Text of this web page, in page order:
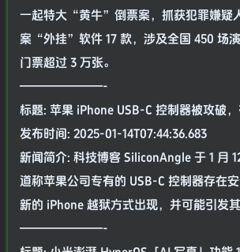
一起特大“黄牛”倒票案，抓获犯罪嫌疑
案“外挂”软件 17 款，涉及全国 450 场
门票超过 3 万张。
———————-
标题: 苹果 iPhone USB-C 控制器被攻破
发布时间: 2025-01-14T07:44:36.683
新闻简介: 科技博客 SiliconAngle 于 1 月
道称苹果公司专有的 USB-C 控制器存在
新的 iPhone 越狱方式出现，并可能引发其
———————-